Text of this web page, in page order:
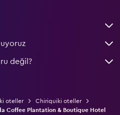
değil?
oteller
Chiriquiki oteller
Coffee Plantation & Boutique Hotel